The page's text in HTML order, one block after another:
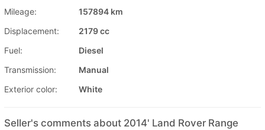
Mileage:
157894 km
Displacement:
2179 cc
Fuel:
Diesel
Transmission:
Manual
Exterior color:
White
Seller's comments about 2014' Land Rover Range